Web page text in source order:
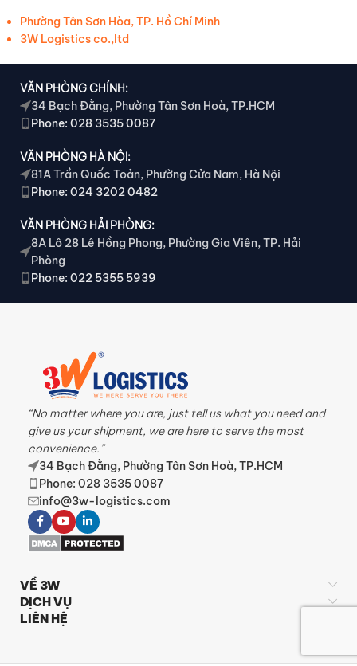
Phường Tân Sơn Hòa, TP. Hồ Chí Minh
3W Logistics co.,ltd
VĂN PHÒNG CHÍNH:
34 Bạch Đằng, Phường Tân Sơn Hoà, TP.HCM
Phone: 028 3535 0087
VĂN PHÒNG HÀ NỘI:
81A Trần Quốc Toản, Phường Cửa Nam, Hà Nội
Phone: 024 3202 0482
VĂN PHÒNG HẢI PHÒNG:
8A Lô 28 Lê Hồng Phong, Phường Gia Viên, TP. Hải
Phòng
Phone: 022 5355 5939
“No matter where you are, just tell us what you need and
give us your shipment, we are here to serve the most
convenience.”
34 Bạch Đằng, Phường Tân Sơn Hoà, TP.HCM
Phone: 028 3535 0087
info@3w-logistics.com
VỀ 3W
DỊCH VỤ
LIÊN HỆ